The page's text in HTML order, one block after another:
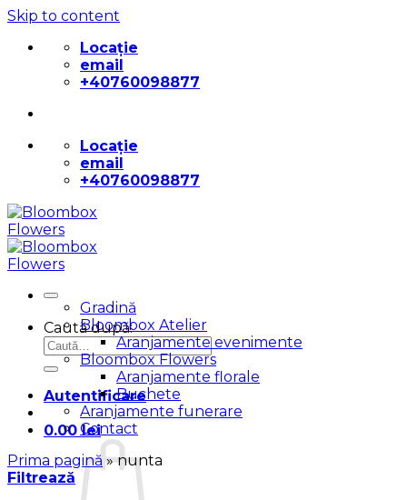
Skip to content
Locație
email
+40760098877
Locație
email
+40760098877
Caută după:
Autentificare
0.00lei
Gradină
Bloombox Atelier
Aranjamente evenimente
Bloombox Flowers
Aranjamente florale
Buchete
Aranjamente funerare
Contact
Prima pagină » nunta
Filtrează